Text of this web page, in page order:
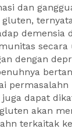
dan
demensia
dengan
permasalahn
dapat
akan
terkaitak